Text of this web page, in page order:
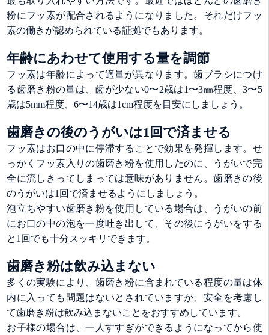
粉にフッ素が配合されるようになりました。それだけフッ
素の働きが認められている証拠でもあります。
年齢にあわせて使用する量を調節
フッ素は年齢によって適量が異なります。歯ブラシにつけ
る歯磨き粉の量は、歯が少ない0〜2歳は1〜3㎜程度、3〜5
歳は5mm程度、6〜14歳は1cm程度を目安にしましょう。
歯磨きの後のうがいは1回で済ませる
フッ素はお口の中に停滞することで効果を発揮します。せ
っかくフッ素入りの歯磨き粉を使用したのに、うがいで完
全に流しきってしまっては意味がありません。歯磨きの後
のうがいは1回で済ませるようにしましょう。
泡立ちやすい歯磨き粉を使用している場合は、うがいの前
にお口の中の泡を一度吐き出して、その後にうがいをする
と1回でも十分スッキリできます。
歯磨き粉は飲み込まない
多くの実験により、歯磨き粉に含まれている程度の量は体
内に入っても問題はないとされていますが、安全を考慮し
て歯磨き粉は飲み込まないことをおすすめしています。
お子様の場合は、一人すすぎができるようになってから使